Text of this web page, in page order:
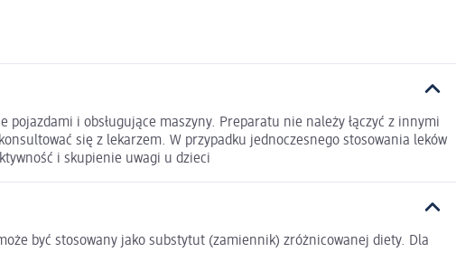
i obsługujące maszyny. Preparatu nie należy łączyć z innymi
się z lekarzem. W przypadku jednoczesnego stosowania leków
i skupienie uwagi u dzieci
być stosowany jako substytut (zamiennik) zróżnicowanej diety. Dla